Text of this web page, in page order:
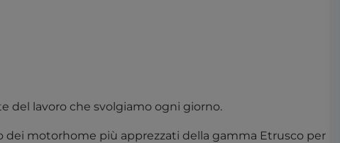
del lavoro che svolgiamo ogni giorno.
dei motorhome più apprezzati della gamma Etrusco per